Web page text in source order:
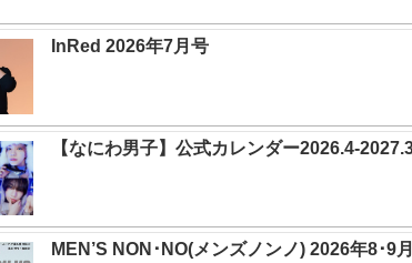
InRed 2026年7月号
【なにわ男子】公式カレンダー2026.4-
MEN’S NON･NO(メンズノンノ) 2026年8･9